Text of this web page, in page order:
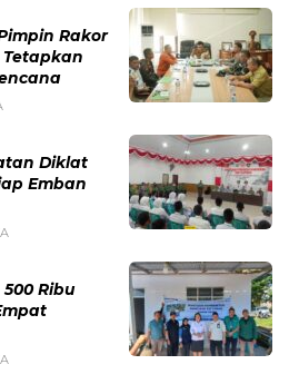
Rakor
Tetapkan
Diklat
Emban
Ribu